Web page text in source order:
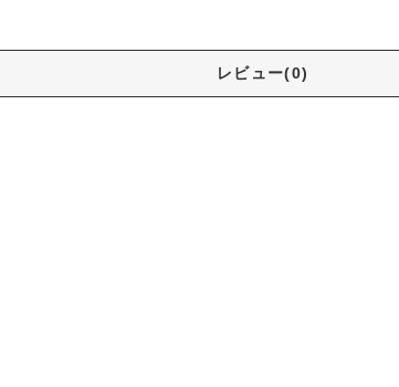
レビュー(0)